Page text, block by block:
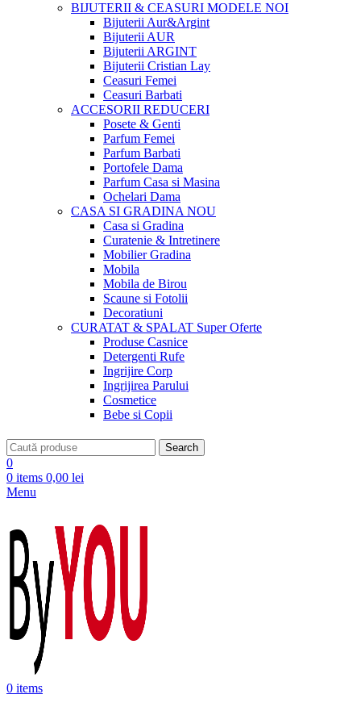
BIJUTERII & CEASURI MODELE NOI
Bijuterii Aur&Argint
Bijuterii AUR
Bijuterii ARGINT
Bijuterii Cristian Lay
Ceasuri Femei
Ceasuri Barbati
ACCESORII REDUCERI
Posete & Genti
Parfum Femei
Parfum Barbati
Portofele Dama
Parfum Casa si Masina
Ochelari Dama
CASA SI GRADINANOU
Casa si Gradina
Curatenie & Intretinere
Mobilier Gradina
Mobila
Mobila de Birou
Scaune si Fotolii
Decoratiuni
CURATAT & SPALAT Super Oferte
Produse Casnice
Detergenti Rufe
Ingrijire Corp
Ingrijirea Parului
Cosmetice
Bebe si Copii
Search
0
0 items 0,00 lei
Menu
0 items